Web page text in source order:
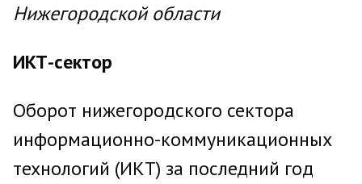
Нижегородской области
ИКТ-сектор
Оборот нижегородского сектора
информационно-коммуникационных
технологий (ИКТ) за последний год